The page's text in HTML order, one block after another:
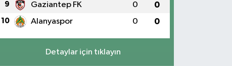
9 Gaziantep FK 0 0
10 Alanyaspor 0 0
Detaylar için tıklayın